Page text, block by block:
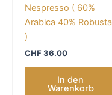
Nespresso ( 60%
Arabica 40% Robusta
)
CHF36.00
In den
Warenkorb